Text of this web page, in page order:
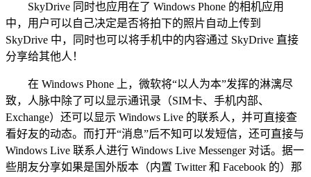
SkyDrive 同时也应用在了 Windows Phone 的相机应用
中，用户可以自己决定是否将拍下的照片自动上传到
SkyDrive 中，同时也可以将手机中的内容通过 SkyDrive 直接
分享给其他人！
在 Windows Phone 上，微软将“以人为本”发挥的淋漓尽
致，人脉中除了可以显示通讯录（SIM卡、手机内部、
Exchange）还可以显示 Windows Live 的联系人，并可直接查
看好友的动态。而打开“消息”后不知可以发短信，还可直接与
Windows Live 联系人进行 Windows Live Messenger 对话。据一
些朋友分享如果是国外版本（内置 Twitter 和 Facebook 的）那